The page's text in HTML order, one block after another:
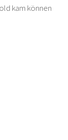
kam können